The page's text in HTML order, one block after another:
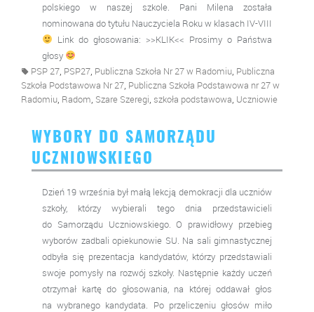
polskiego w naszej szkole. Pani Milena została
nominowana do tytułu Nauczyciela Roku w klasach IV-VIII
Link do głosowania: >>KLIK<< Prosimy o Państwa
głosy
PSP 27, PSP27, Publiczna Szkoła Nr 27 w Radomiu, Publiczna
Szkoła Podstawowa Nr 27, Publiczna Szkoła Podstawowa nr 27 w
Radomiu, Radom, Szare Szeregi, szkoła podstawowa, Uczniowie
WYBORY DO SAMORZĄDU
UCZNIOWSKIEGO
Dzień 19 września był małą lekcją demokracji dla uczniów
szkoły, którzy wybierali tego dnia przedstawicieli
do Samorządu Uczniowskiego. O prawidłowy przebieg
wyborów zadbali opiekunowie SU. Na sali gimnastycznej
odbyła się prezentacja kandydatów, którzy przedstawiali
swoje pomysły na rozwój szkoły. Następnie każdy uczeń
otrzymał kartę do głosowania, na której oddawał głos
na wybranego kandydata. Po przeliczeniu głosów miło